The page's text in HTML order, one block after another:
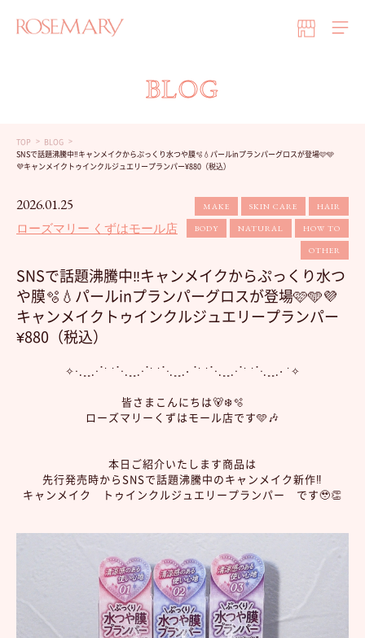
BLOG
TOP
BLOG
SNSで話題沸騰中‼️キャンメイクからぷっくり水つや膜🫧💧パールinプランパーグロスが登場🩷🩵
💜キャンメイクトゥインクルジュエリープランパー¥880（税込）
2026.01.25
ローズマリー くずはモール店
MAKE SKIN CARE HAIR
BODY NATURAL HOW TO
OTHER
SNSで話題沸騰中‼️キャンメイクからぷっくり水つ
や膜🫧💧パールinプランパーグロスが登場🩷🩵💜
キャンメイクトゥインクルジュエリープランパー
¥880（税込）
✧⋅.˳˳.⋅ॱ˙ ˙ॱ⋅.˳˳.⋅ॱ˙ ˙ॱᐧ.˳˳.⋅ ॱ˙ ˙ॱ⋅.˳˳.⋅ॱ˙ ˙ॱᐧ.˳˳.⋅ ˙✧
皆さまこんにちは🐻‍❄️🫧
ローズマリーくずはモール店です🩵🎶
本日ご紹介いたします商品は
先行発売時からSNSで話題沸騰中のキャンメイク新作‼️
キャンメイク トゥインクルジュエリープランパー です🥹👏